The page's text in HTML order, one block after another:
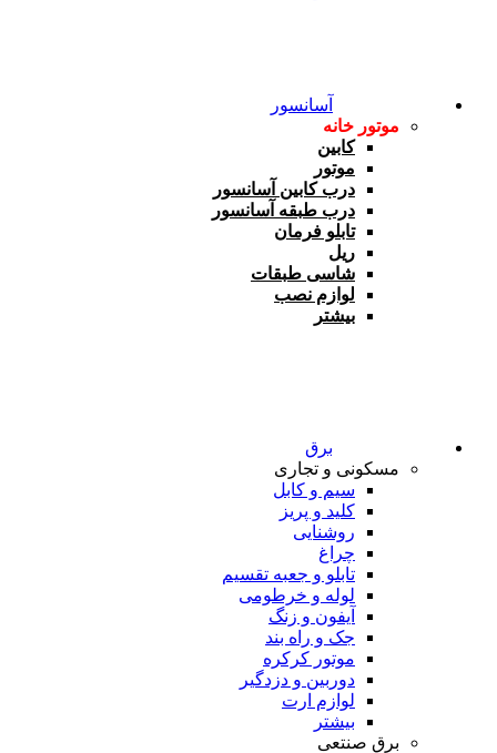
آسانسور
موتور خانه
کابین
موتور
درب کابین آسانسور
درب طبقه آسانسور
تابلو فرمان
ریل
شاسی طبقات
لوازم نصب
بیشتر
برق
مسکونی و تجاری
سیم و کابل
کلید و پریز
روشنایی
چراغ
تابلو و جعبه تقسیم
لوله و خرطومی
آیفون و زنگ
جک و راه بند
موتور کرکره
دوربین و دزدگیر
لوازم ارت
بیشتر
برق صنتعی